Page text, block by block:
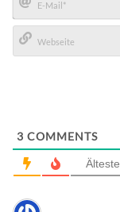
E-
Mail*
3 COMMENTS
Älteste